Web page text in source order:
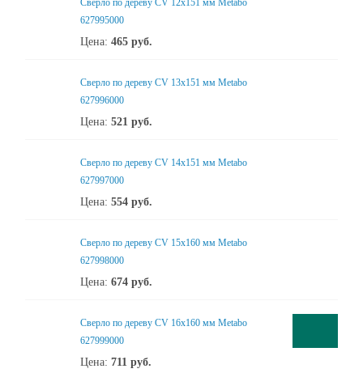
Сверло по дереву CV 12x151 мм Metabo
627995000
Цена: 465 руб.
Сверло по дереву CV 13x151 мм Metabo
627996000
Цена: 521 руб.
Сверло по дереву CV 14x151 мм Metabo
627997000
Цена: 554 руб.
Сверло по дереву CV 15x160 мм Metabo
627998000
Цена: 674 руб.
Сверло по дереву CV 16x160 мм Metabo
627999000
Цена: 711 руб.